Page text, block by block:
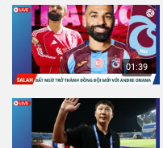
01:39